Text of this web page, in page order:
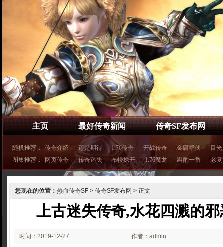
主页 最好传奇新闻 传奇SF发布网
随机推荐： 传奇介绍 ─ 还是期待 ─ 1.76传奇 ─ 开战传奇 ─ 金庸群侠 ─ 目
图集推荐：
网页传奇 ─ 传奇迷失 ─ 布幔撩开 ─ 1.76魔龙 ─ 斟酌一番 ─ 老
您现在的位置： 热血传奇SF > 传奇SF发布网 > 正文
上古迷失传奇,水花四溅的
时间：2019-12-27 作者：admin